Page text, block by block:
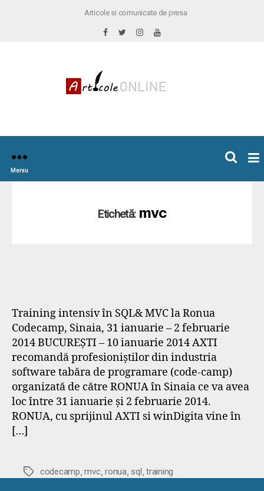
Articole si comunicate de presa
Meniu
Etichetă: mvc
Training intensiv în SQL& MVC la Ronua
Codecamp, Sinaia, 31 ianuarie – 2 februarie
2014 BUCUREȘTI – 10 ianuarie 2014 AXTI
recomandă profesioniștilor din industria
software tabăra de programare (code-camp)
organizată de către RONUA în Sinaia ce va avea
loc între 31 ianuarie și 2 februarie 2014.
RONUA, cu sprijinul AXTI si winDigita vine în
[…]
Etichetecodecamp,mvc,ronua, sql,training